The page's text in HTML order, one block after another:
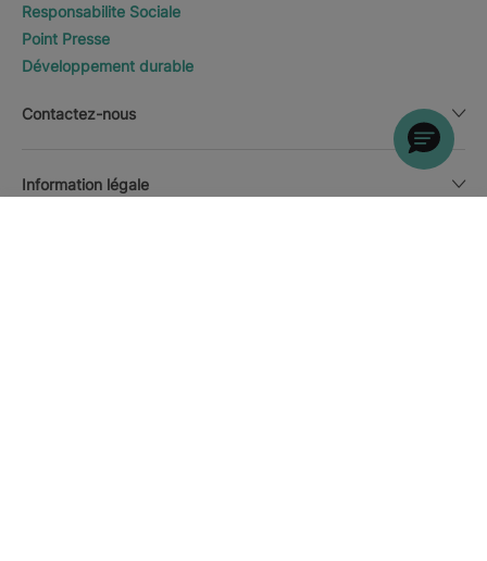
Responsabilite Sociale
Point Presse
Développement durable
Contactez-nous
Information légale